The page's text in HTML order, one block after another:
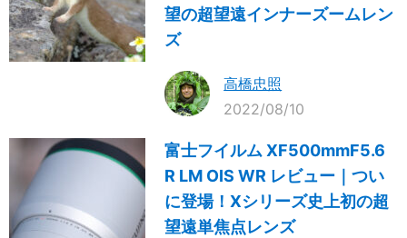
望の超望遠インナーズームレン
ズ
高橋忠照
2022/08/10
富士フイルム XF500mmF5.6
R LM OIS WR レビュー｜つい
に登場！Xシリーズ史上初の超
望遠単焦点レンズ